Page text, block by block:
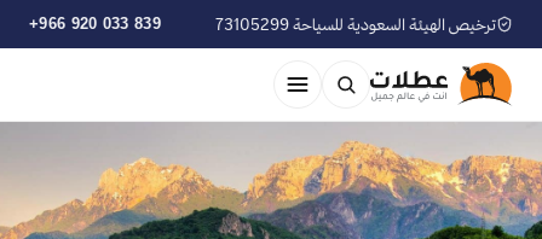
ترخيص الهيئة السعودية للسياحة 73105299 +966 920 033 839